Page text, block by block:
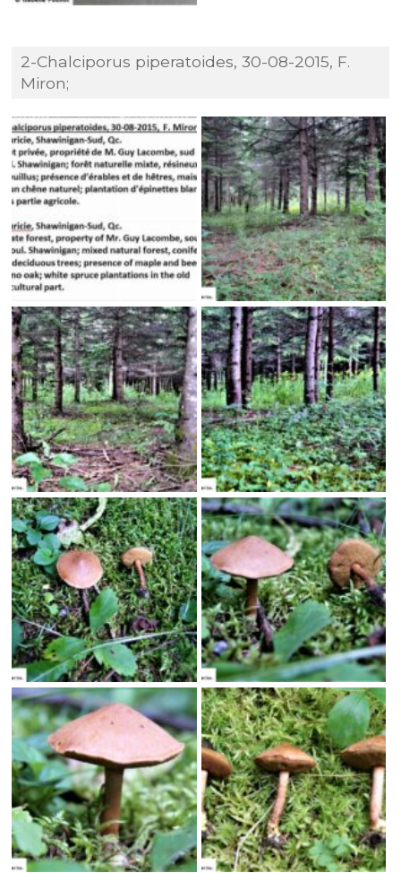
2-Chalciporus piperatoides, 30-08-2015, F.
Miron;